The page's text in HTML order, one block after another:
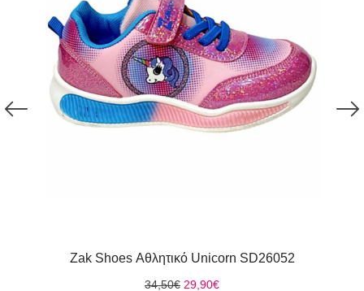
Zak Shoes Αθλητικό Unicorn SD26052
34,50€ Original
29,90€Η